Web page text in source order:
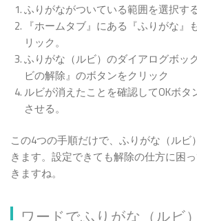
ふりがながついている範囲を選択する
『ホームタブ』にある『ふりがな』
リック。
ふりがな（ルビ）のダイアログボッ
ビの解除』のボタンをクリック
ルビが消えたことを確認してOKボタ
させる。
この4つの手順だけで、ふりがな（ル
きます。設定できても解除の仕方に困
きますね。
ワードでふりがな（ルビ